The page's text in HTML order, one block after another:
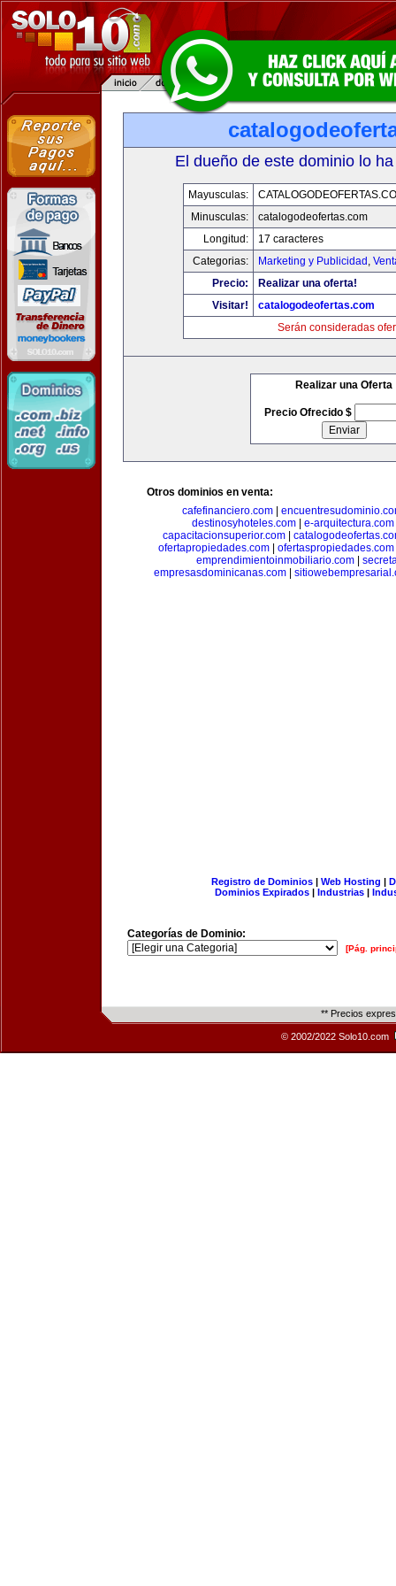
El dueño de este dominio lo
Mayusculas:
Minusculas:
catalogodeofertas.com
Longitud:
17 caracteres
Categorias:
Marketing y Publicidad ,
Precio:
Realizar una oferta!
Visitar!
catalogodeofertas.com
Serán consideradas
Realizar una Oferta
Precio Ofrecido $
Otros dominios en venta:
cafefinanciero.com
destinosyhoteles.com
e-arquitectura.com
capacitacionsuperior.com
ofertapropiedades.com
ofertaspropiedades.com
emprendimientoinmobiliario.com|
empresasdominicanas.com|
Registro de Dominios| Web Hosting |
Dominios Expirados | Industrias |
Categorías de Dominio:
[Pág.
** Precios
© 2002/2022 Solo10.com